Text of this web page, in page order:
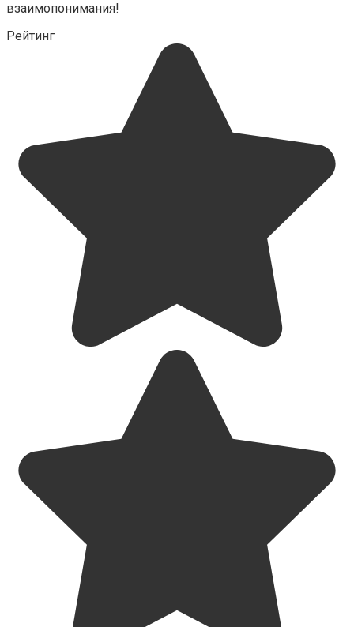
взаимопонимания!
Рейтинг